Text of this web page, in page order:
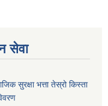
सेवा
सुरक्षा भत्ता तेस्रो किस्ता